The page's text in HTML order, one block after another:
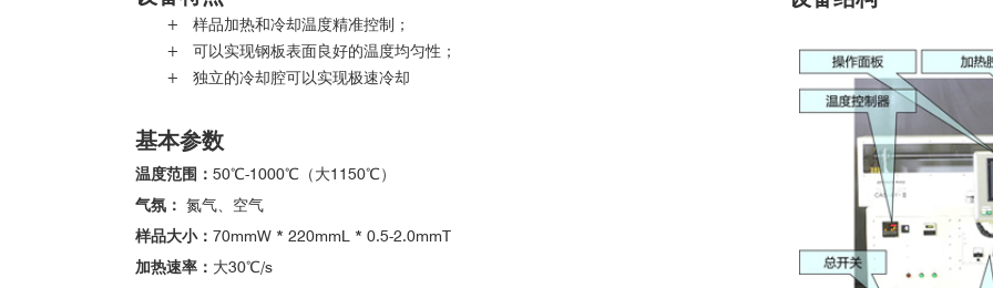
+ 样品加热和冷却温度精准控制；
+ 可以实现钢板表面良好的温度均匀性；
+ 独立的冷却腔可以实现极速冷却
基本参数
温度范围： 50℃-1000℃（大1150℃）
气氛： 氮气、空气
样品大小： 70mmW * 220mmL * 0.5-2.0mmT
加热速率： 大30℃/s